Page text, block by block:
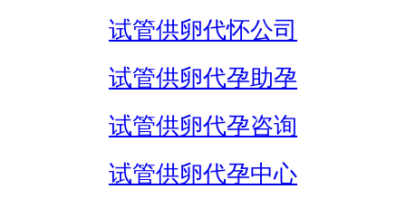
试管供卵代怀公司
试管供卵代孕助孕
试管供卵代孕咨询
试管供卵代孕中心